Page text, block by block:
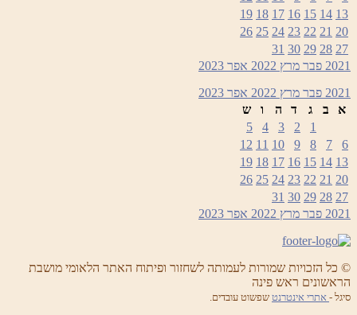
13
14
15
16
17
18
19
20
21
22
23
24
25
26
27
28
29
30
31
2021 פבר מרץ 2022 אפר 2023
2021 פבר מרץ 2022 אפר 2023
א
ב ג ד ה ו
ש
1
2
3
4
5
6
7
8
9
10
11
12
13
14
15
16
17
18
19
20
21
22
23
24
25
26
27
28
29
30
31
2021 פבר מרץ 2022 אפר 2023
© כל הזכויות שמורות לעמותה לשחזור ופיתוח האתר הלאומי מושבת
הראשונים ראש פינה
סיגל - אתרי אינטרנט שפשוט עובדים.